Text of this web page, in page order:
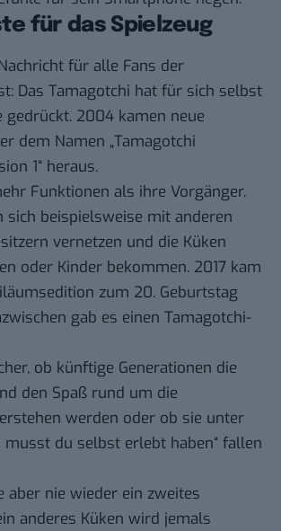
für das Spielzeug
für alle Fans der
Das Tamagotchi hat für sich selbst
gedrückt. 2004 kamen neue
dem Namen „Tamagotchi
1“ heraus.
Funktionen als ihre Vorgänger.
sich beispielsweise mit anderen
vernetzen und die Küken
oder Kinder bekommen. 2017 kam
zum 20. Geburtstag
gab es einen Tamagotchi-
ob künftige Generationen die
den Spaß rund um die
werden oder ob sie unter
musst du selbst erlebt haben“ fallen
aber nie wieder ein zweites
anderes Küken wird jemals